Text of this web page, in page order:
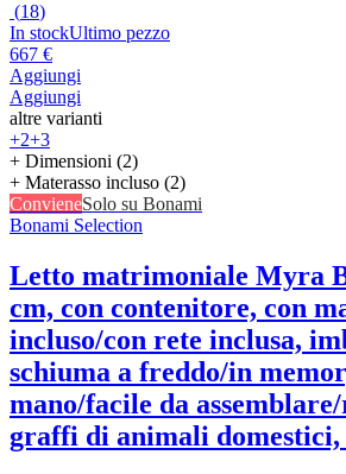
(18)
In stockUltimo pezzo
667 €
Aggiungi
Aggiungi
altre varianti
+2+3
+ Dimensioni (2)
+ Materasso incluso (2)
ConvieneSolo su Bonami
Bonami Selection
Letto matrimoniale Myra
cm, con contenitore, con
incluso/con rete inclusa,
schiuma a freddo/in
mano/facile da
graffi di animali domestici,